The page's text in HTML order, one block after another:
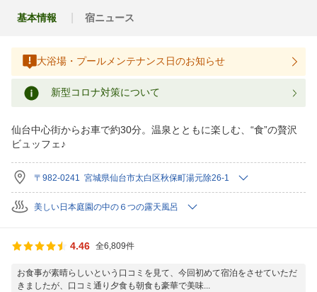
基本情報 宿ニュース
大浴場・プールメンテナンス日のお知らせ
新型コロナ対策について
仙台中心街からお車で約30分。温泉とともに楽しむ、“食”の贅沢
ビュッフェ♪
〒982-0241 宮城県仙台市太白区秋保町湯元除26-1
美しい日本庭園の中の６つの露天風呂
4.46 全6,809件
お食事が素晴らしいという口コミを見て、今回初めて宿泊をさせていただ
きましたが、口コミ通り夕食も朝食も豪華で美味...